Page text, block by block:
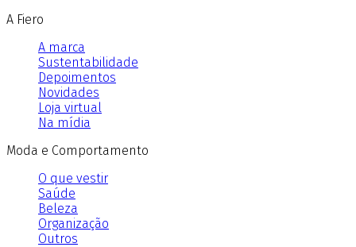
A Fiero
A marca
Sustentabilidade
Depoimentos
Novidades
Loja virtual
Na mídia
Moda e Comportamento
O que vestir
Saúde
Beleza
Organização
Outros